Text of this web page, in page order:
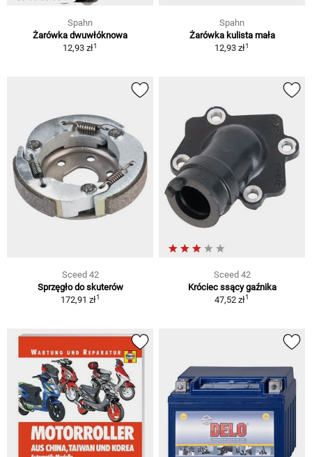
Spahn
Żarówka dwuwłóknowa
12,93 zł1
Spahn
Żarówka kulista mała
12,93 zł1
Sceed 42
Sprzęgło do skuterów
172,91 zł1
Sceed 42
Króciec ssący gaźnika
47,52 zł1